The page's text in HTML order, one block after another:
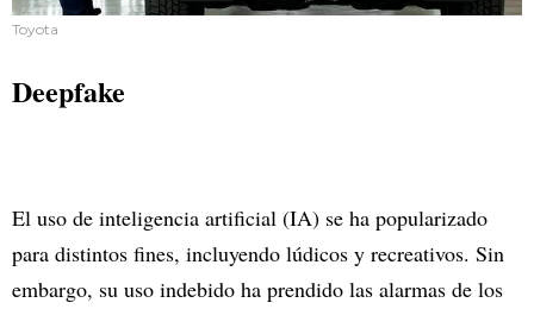
Toyota
Deepfake
El uso de inteligencia artificial (IA) se ha popularizado
para distintos fines, incluyendo lúdicos y recreativos. Sin
embargo, su uso indebido ha prendido las alarmas de los